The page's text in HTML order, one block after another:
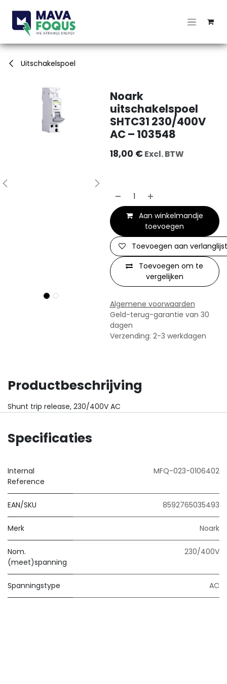
Uitschakelspoel
Noark
uitschakelspoel
SHTC31 230/400V
AC – 103548
18,00 €Excl. BTW
Aan winkelmandje
toevoegen
Toevoegen om te
vergelijken
Toevoegen aan verlanglijst
Algemene voorwaarden
Geld-terug-garantie van 30
dagen
Verzending: 2-3 werkdagen
Productbeschrijving
Shunt trip release, 230/400V AC
Specificaties
Internal
Reference
MFQ-023-0106402
EAN/SKU 8592765035493
Merk Noark
Nom.
(meet)spanning
230/400V
Spanningstype AC